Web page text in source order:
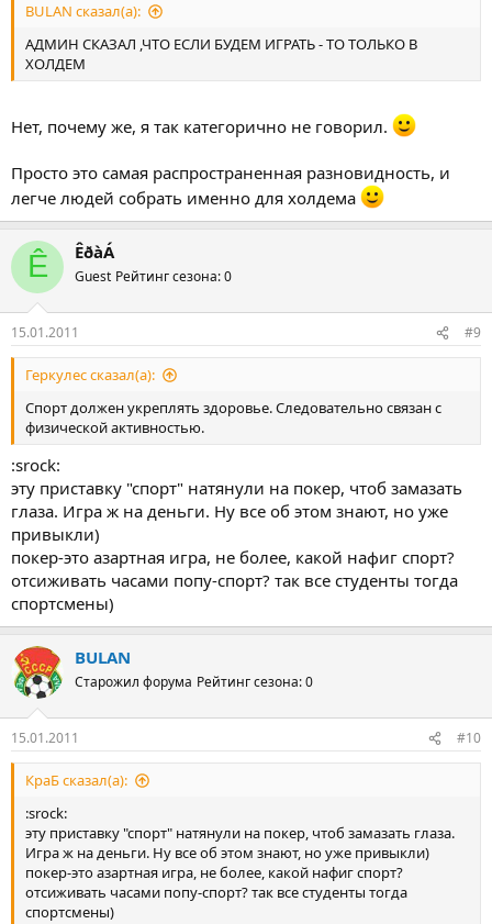
BULAN сказал(а):
АДМИН СКАЗАЛ ,ЧТО ЕСЛИ БУДЕМ ИГРАТЬ - ТО ТОЛЬКО В
ХОЛДЕМ
Нет, почему же, я так категорично не говорил.
Просто это самая распространенная разновидность, и
легче людей собрать именно для холдема
Ê ÊðàÁ
Guest Рейтинг сезона: 0
15.01.2011 #9
Геркулес сказал(а):
Спорт должен укреплять здоровье. Следовательно связан с
физической активностью.
:srock:
эту приставку "спорт" натянули на покер, чтоб замазать
глаза. Игра ж на деньги. Ну все об этом знают, но уже
привыкли)
покер-это азартная игра, не более, какой нафиг спорт?
отсиживать часами попу-спорт? так все студенты тогда
спортсмены)
BULAN
Старожил форума Рейтинг сезона: 0
15.01.2011 #10
КраБ сказал(а):
:srock:
эту приставку "спорт" натянули на покер, чтоб замазать глаза.
Игра ж на деньги. Ну все об этом знают, но уже привыкли)
покер-это азартная игра, не более, какой нафиг спорт?
отсиживать часами попу-спорт? так все студенты тогда
спортсмены)